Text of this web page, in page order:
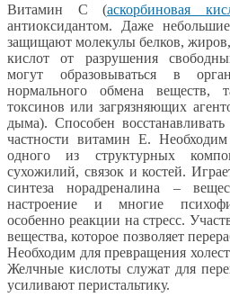
Витамин С (аскорбиновая
антиоксидантом. Даже
защищают молекулы белков,
кислот от разрушения
могут образовываться в
нормального обмена веществ,
токсинов или загрязняющих
дыма). Способен
частности витамин Е.
одного из структурных
сухожилий, связок и костей.
синтеза норадреналина –
настроение и многие
особенно реакции на стресс.
вещества, которое позволяет
Необходим для превращения
Желчные кислоты служат для
усиливают перистальтику.